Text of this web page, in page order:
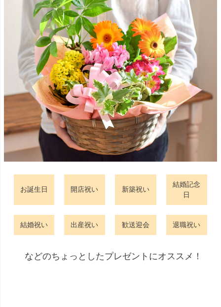
お誕生日 開店祝い 新築祝い
結婚記念
日
結婚祝い 出産祝い 歓送迎会 退職祝い
などのちょっとしたプレゼントにオススメ！